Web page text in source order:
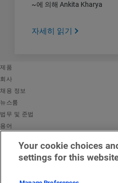
~에 의해 Ankita Kharya
자세히 읽기
제품
클라우드 컴퓨팅
보안
콘텐츠 전송
모든 제품 및 평가판
글로벌 서비스
회사
회사 소개
연혁
리더십
수상 내역
이사회
혁신을 위한 인프라
채용 정보
채용 정보
Akamai 근무 환경
학생 및 최근 졸업생
포용적인 직장 문화
채용 정보 검색
문화 블로그
뉴스룸
뉴스룸
보도 자료
뉴스 기사
미디어 리소스
법무 및 준법
법무
정보 보안 컴플라이언스
프라이버시 트러스트 센터
개인정보 취급방침
EU 디지털 서비스법(DSA)
용어
API 보안이란 무엇일까요?
CDN이란 무엇일까요?
클라우드 컴퓨팅이란 무엇인가요?
DDoS 공격이란 무엇일까요?
EMEA 지역 법적 공지사항서비스
한국어
Deutsch
Español
Français
Italiano
Português
中文
日本語Your cookie choices
settings for this